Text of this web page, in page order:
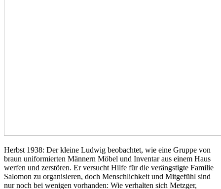
Herbst 1938: Der kleine Ludwig beobachtet, wie eine Gruppe von
braun uniformierten Männern Möbel und Inventar aus einem Haus
werfen und zerstören. Er versucht Hilfe für die verängstigte Familie
Salomon zu organisieren, doch Menschlichkeit und Mitgefühl sind
nur noch bei wenigen vorhanden: Wie verhalten sich Metzger,